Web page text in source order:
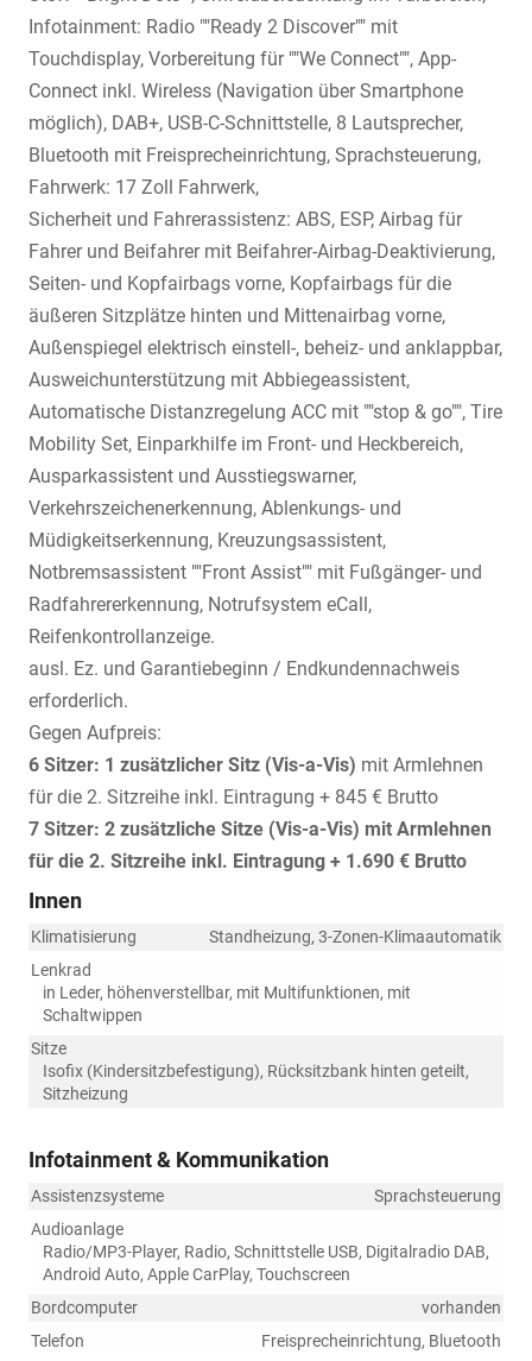
Infotainment: Radio ""Ready 2 Discover"" mit
Touchdisplay, Vorbereitung für ""We Connect"", App-
Connect inkl. Wireless (Navigation über Smartphone
möglich), DAB+, USB-C-Schnittstelle, 8 Lautsprecher,
Bluetooth mit Freisprecheinrichtung, Sprachsteuerung,
Fahrwerk: 17 Zoll Fahrwerk,
Sicherheit und Fahrerassistenz: ABS, ESP, Airbag für
Fahrer und Beifahrer mit Beifahrer-Airbag-Deaktivierung,
Seiten- und Kopfairbags vorne, Kopfairbags für die
äußeren Sitzplätze hinten und Mittenairbag vorne,
Außenspiegel elektrisch einstell-, beheiz- und anklappbar,
Ausweichunterstützung mit Abbiegeassistent,
Automatische Distanzregelung ACC mit ""stop & go"", Tire
Mobility Set, Einparkhilfe im Front- und Heckbereich,
Ausparkassistent und Ausstiegswarner,
Verkehrszeichenerkennung, Ablenkungs- und
Müdigkeitserkennung, Kreuzungsassistent,
Notbremsassistent ""Front Assist"" mit Fußgänger- und
Radfahrererkennung, Notrufsystem eCall,
Reifenkontrollanzeige.
ausl. Ez. und Garantiebeginn / Endkundennachweis
erforderlich.
Gegen Aufpreis:
6 Sitzer: 1 zusätzlicher Sitz (Vis-a-Vis) mit Armlehnen
für die 2. Sitzreihe inkl. Eintragung + 845 € Brutto
7 Sitzer: 2 zusätzliche Sitze (Vis-a-Vis) mit Armlehnen
für die 2. Sitzreihe inkl. Eintragung + 1.690 € Brutto
Innen
Klimatisierung
Standheizung, 3-Zonen-Klimaautomatik
Lenkrad
in Leder, höhenverstellbar, mit Multifunktionen, mit
Schaltwippen
Sitze
Isofix (Kindersitzbefestigung), Rücksitzbank hinten geteilt,
Sitzheizung
Infotainment & Kommunikation
Assistenzsysteme
Sprachsteuerung
Audioanlage
Radio/MP3-Player, Radio, Schnittstelle USB, Digitalradio DAB,
Android Auto, Apple CarPlay, Touchscreen
Bordcomputer
vorhanden
Telefon
Freisprecheinrichtung, Bluetooth